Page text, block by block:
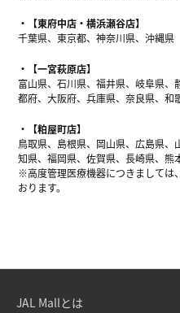
【東府中店・横浜瀬谷店】
千葉県、東京都、神奈川県、沖縄県
【一宮萩原店】
富山県、石川県、福井県、岐阜県
都府、大阪府、兵庫県、奈良県、和
【粕屋町店】
鳥取県、島根県、岡山県、広島県
知県、福岡県、佐賀県、長崎県、
※高度管理医療機器につきましては
おります。
JAL Mallとは